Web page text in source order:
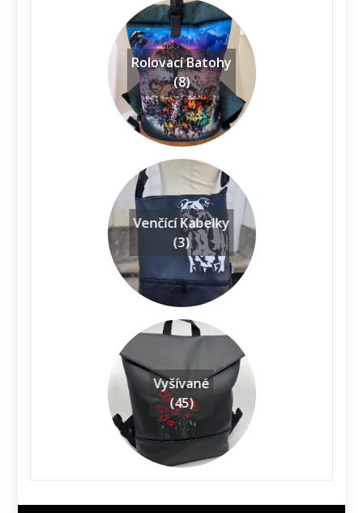
Rolovací Batohy
(8)
Venčící Kabelky
(3)
Vyšívané
(45)